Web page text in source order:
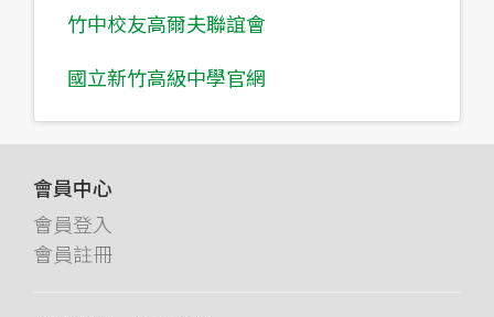
竹中校友高爾夫聯誼會
國立新竹高級中學官網
會員中心
會員登入
會員註冊